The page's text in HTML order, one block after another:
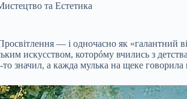
та Естетика
— і одночасно як «галантний
искусством, которóму вчились з
значил, а кажда мулька на щеке говорила